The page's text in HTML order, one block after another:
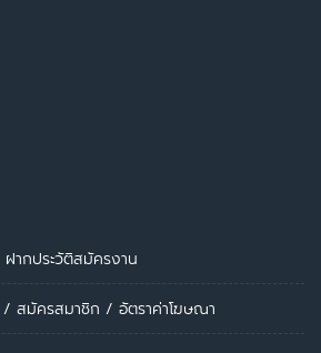
ฝากประวัติสมัครงาน
/ สมัครสมาชิก / อัตราค่าโฆษณา